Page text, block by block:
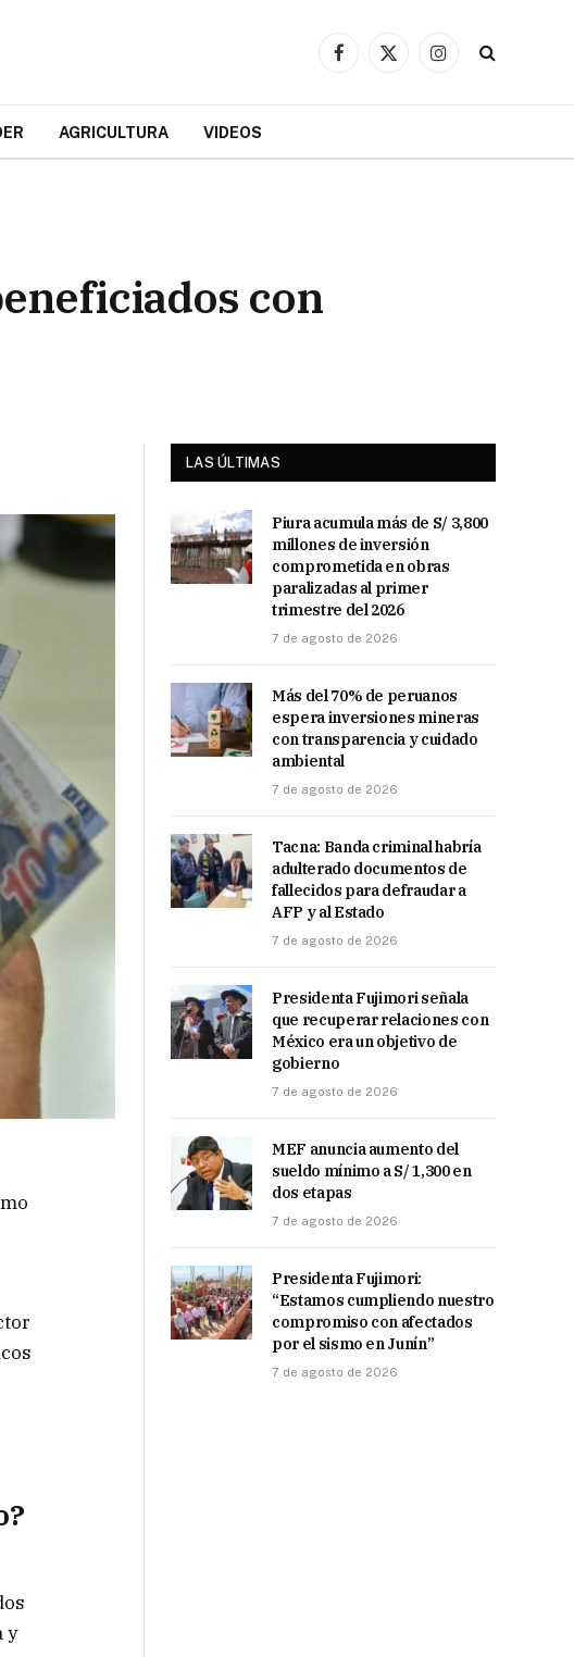
Facebook
X
Instagram
AGRICULTURA VIDEOS
con
y
LAS ÚLTIMAS
Piura acumula más de S/ 3,800
millones de inversión
comprometida en obras
paralizadas al primer
trimestre del 2026
7 de agosto de 2026
Más del 70% de peruanos
espera inversiones mineras
con transparencia y cuidado
ambiental
7 de agosto de 2026
Tacna: Banda criminal habría
adulterado documentos de
fallecidos para defraudar a
AFP y al Estado
7 de agosto de 2026
Presidenta Fujimori señala
que recuperar relaciones con
México era un objetivo de
gobierno
7 de agosto de 2026
MEF anuncia aumento del
sueldo mínimo a S/ 1,300 en
dos etapas
7 de agosto de 2026
Presidenta Fujimori:
“Estamos cumpliendo nuestro
compromiso con afectados
por el sismo en Junín”
7 de agosto de 2026